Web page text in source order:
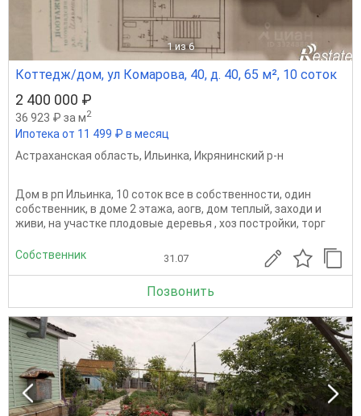
1 из 6
Коттедж/дом, ул Комарова, 40, д. 40, 65 м², 10 соток
2 400 000 ₽
36 923 ₽ за м2
Ипотека от 11 499 ₽ в месяц
Астраханская область, Ильинка, Икрянинский р-н
Дом в рп Ильинка, 10 соток все в собственности, один
собственник, в доме 2 этажа, аогв, дом теплый, заходи и
живи, на участке плодовые деревья , хоз постройки, торг
Собственник 31.07
Позвонить